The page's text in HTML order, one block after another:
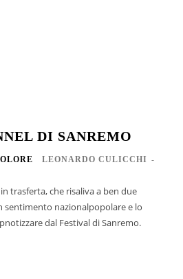
DI SANREMO
LEONARDO CULICCHI -
trasferta, che risaliva a ben due
sentimento nazionalpopolare e lo
dal Festival di Sanremo.